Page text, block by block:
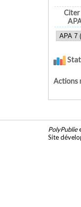
Citer
Actions
PolyPublie
Site